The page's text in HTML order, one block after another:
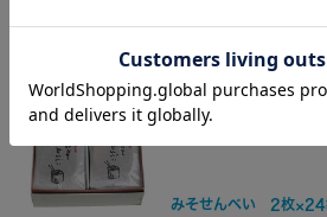
みそせんべい 2枚×24